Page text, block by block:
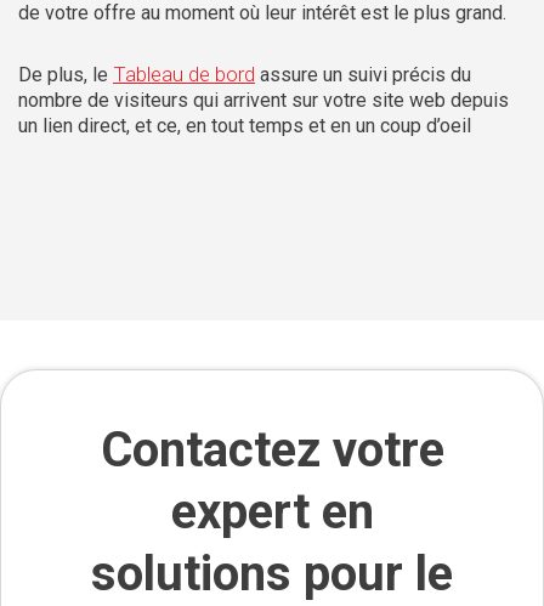
de votre offre au moment où leur intérêt est le plus grand.
De plus, le Tableau de bord assure un suivi précis du
nombre de visiteurs qui arrivent sur votre site web depuis
un lien direct, et ce, en tout temps et en un coup d’oeil
Contactez votre
expert en
solutions pour le